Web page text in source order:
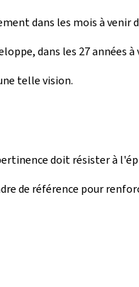
dans les mois à venir
dans les 27 années
telle vision.
doit résister à
de référence pour